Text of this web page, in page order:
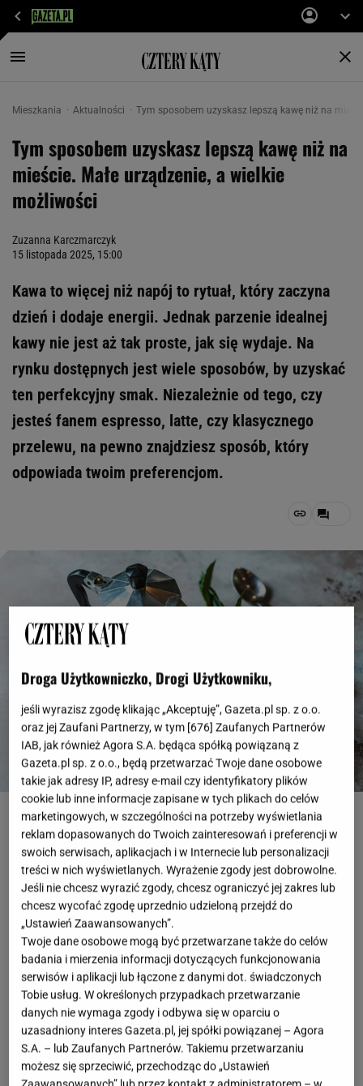
Mieszkania Aktualności Tym sposobem uzyskasz lepszą kawę niż na
Tym sposobem uzyskasz lepszą kawę niż na
mieście. Małe urządzenie, a wielkie
możliwości
Zuzanna Karczmarczyk
15 listopada 2025, 15:00
Kawa to więcej niż napój to rytuał, który zaczyna
dzień i dodaje energii. Jednak parzenie idealnej
kawy nie jest aż tak proste, jak się wydaje. Na
rynku dostępnych jest wiele sposobów, by uzyskać
ten perfekcyjny smak. Niezależnie od tego, czy
jesteś fanem espresso, latte, czy klasycznego
przelewu, na pewno znajdziesz sposób, który
odpowiada twoim preferencjom.
Vasile87Tugurlan, fot. shutterstock
OTWÓRZ GALERIĘ(3)
Dla jednych kawa to tylko napój, a dla innych
prawdziwa pasja. Parzenie kawy stało się sztuką,
którą można dopasować do swojego stylu życia. Na
rynku dostępne są różne akcesoria, które ułatwiają
przygotowanie tej pysznej, aromatycznej filiżanki, od
ekspresów ciśnieniowych po kawiarki elektryczne, a
także metody przelewowe. Każdy sposób ma swoje
zalety, a wybór zależy od tego, jaką kawę najbardziej
lubimy i jak dużo czasu chcemy poświęcić na jej
Droga Użytkowniczko, Drogi Użytkowniku,
jeśli wyrazisz zgodę klikając „Akceptuję”, Gazeta.pl sp. z o.o.
oraz jej Zaufani Partnerzy, w tym [676] Zaufanych Partnerów
IAB, jak również Agora S.A. będąca spółką powiązaną z
Gazeta.pl sp. z o.o., będą przetwarzać Twoje dane osobowe
takie jak adresy IP, adresy e-mail czy identyfikatory plików
cookie lub inne informacje zapisane w tych plikach do celów
marketingowych, w szczególności na potrzeby wyświetlania
reklam dopasowanych do Twoich zainteresowań i preferencji w
swoich serwisach, aplikacjach i w Internecie lub personalizacji
treści w nich wyświetlanych. Wyrażenie zgody jest dobrowolne.
Jeśli nie chcesz wyrazić zgody, chcesz ograniczyć jej zakres lub
chcesz wycofać zgodę uprzednio udzieloną przejdź do
„Ustawień Zaawansowanych”.
Twoje dane osobowe mogą być przetwarzane także do celów
badania i mierzenia informacji dotyczących funkcjonowania
serwisów i aplikacji lub łączone z danymi dot. świadczonych
Tobie usług. W określonych przypadkach przetwarzanie
danych nie wymaga zgody i odbywa się w oparciu o
uzasadniony interes Gazeta.pl, jej spółki powiązanej – Agora
S.A. – lub Zaufanych Partnerów. Takiemu przetwarzaniu
możesz się sprzeciwić, przechodząc do „Ustawień